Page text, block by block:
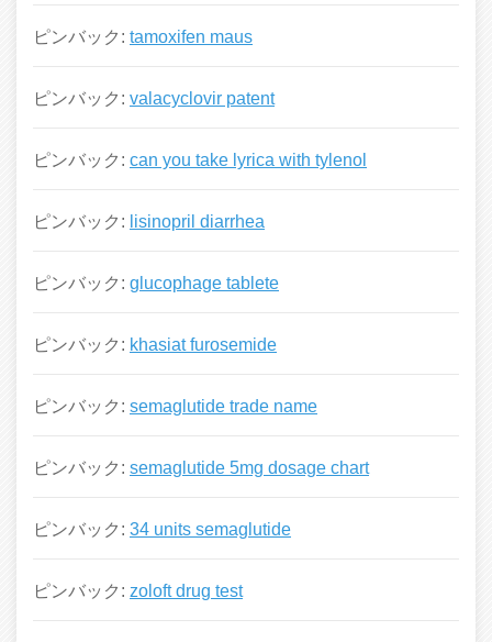
ピンバック: tamoxifen maus
ピンバック: valacyclovir patent
ピンバック: can you take lyrica with tylenol
ピンバック: lisinopril diarrhea
ピンバック: glucophage tablete
ピンバック: khasiat furosemide
ピンバック: semaglutide trade name
ピンバック: semaglutide 5mg dosage chart
ピンバック: 34 units semaglutide
ピンバック: zoloft drug test